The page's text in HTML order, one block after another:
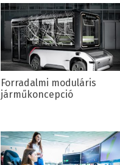
Forradalmi moduláris
járműkoncepció